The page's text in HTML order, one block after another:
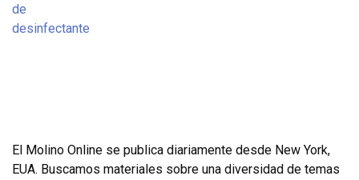
El Molino Online se publica diariamente desde New York,
EUA. Buscamos materiales sobre una diversidad de temas